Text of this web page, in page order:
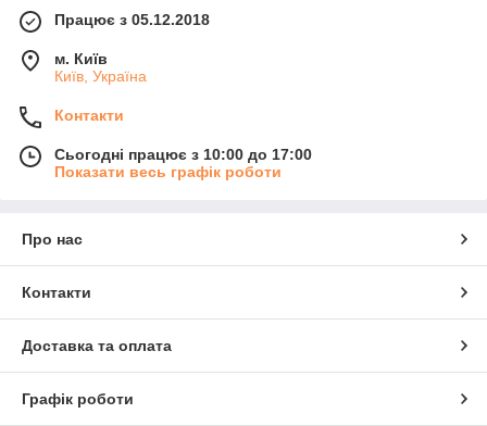
Працює з 05.12.2018
м. Київ
Київ, Україна
Контакти
Сьогодні працює з 10:00 до 17:00
Показати весь графік роботи
Про нас
Контакти
Доставка та оплата
Графік роботи